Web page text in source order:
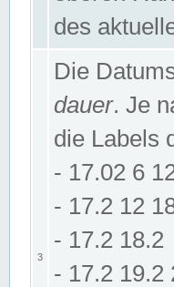
des
3
Die
dauer. Je
die Labels
- 17.02 6
- 17.2 12
- 17.2 18.2
- 17.2 19.2